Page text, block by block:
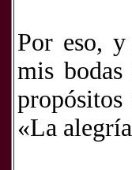
Por eso, y
mis
«La